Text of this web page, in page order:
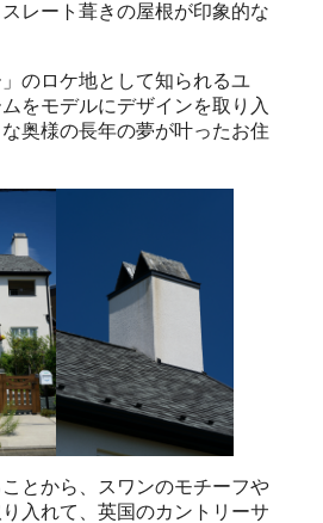
レート葺きの屋根が印象的な
のロケ地として知られるユ
をモデルにデザインを取り入
奥様の長年の夢が叶ったお住
とから、スワンのモチーフや
入れて、英国のカントリーサ